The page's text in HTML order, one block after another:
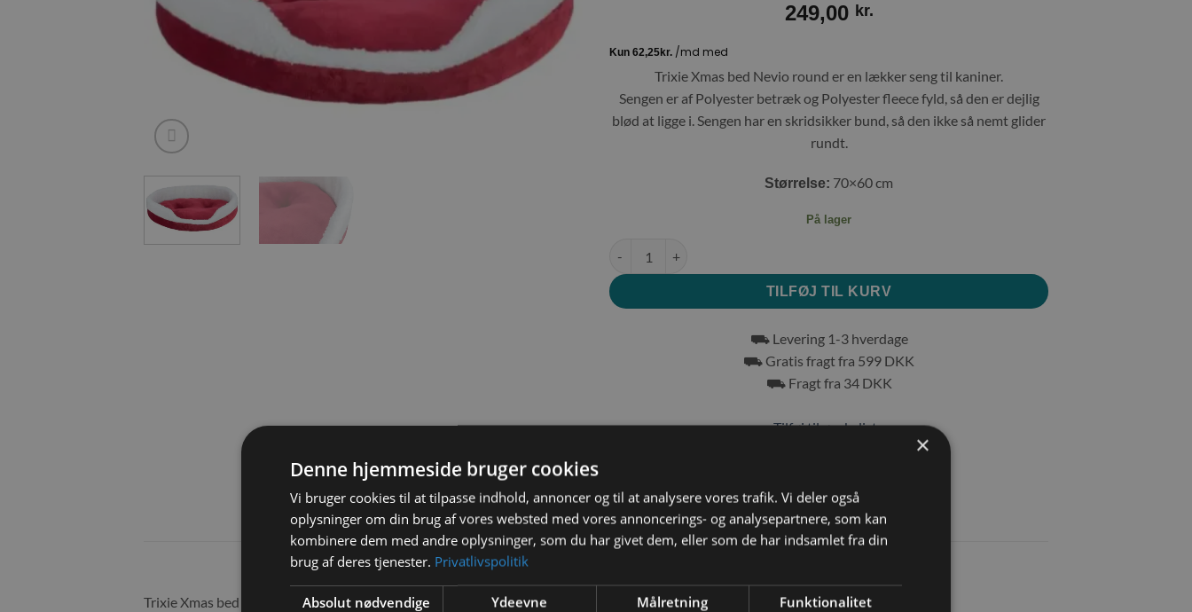
249,00 kr.
Trixie Xmas bed Nevio round er en lækker seng til kaniner.
Sengen er af Polyester betræk og Polyester fleece fyld, så den er dejlig
blød at ligge i. Sengen har en skridsikker bund, så den ikke så nemt glider
rundt.
Størrelse: 70×60 cm
På lager
TILFØJ TIL KURV
⛟ Levering 1-3 hverdage
⛟ Gratis fragt fra 599 DKK
⛟ Fragt fra 34 DKK
Tilføj til ønskeliste
BESKRIVELSE
Trixie Xmas bed Nevio round er en lækker seng til store kaniner.
×
Denne hjemmeside bruger cookies
Vi bruger cookies til at tilpasse indhold, annoncer og til at analysere vores trafik. Vi deler også
oplysninger om din brug af vores websted med vores annoncerings- og analysepartnere, som kan
kombinere dem med andre oplysninger, som du har givet dem, eller som de har indsamlet fra din
brug af deres tjenester. Privatlivspolitik
Absolut nødvendige Ydeevne Målretning Funktionalitet